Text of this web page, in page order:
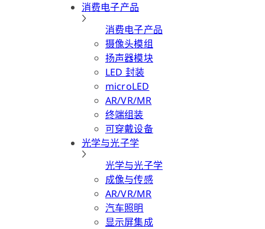
消费电子产品
消费电子产品
摄像头模组
扬声器模块
LED 封装
microLED
AR/VR/MR
终端组装
可穿戴设备
光学与光子学
光学与光子学
成像与传感
AR/VR/MR
汽车照明
显示屏集成